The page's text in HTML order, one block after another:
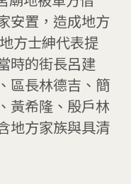
安置，造成地方
方士紳代表提
時的街長呂建
區長林德吉、簡
黃希隆、殷戶林
地方家族與具清